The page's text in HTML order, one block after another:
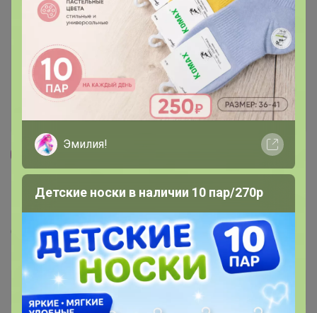
5.0 12.4K 84.7K 384 20
Посуда Luminarc, Domenik, Attribute, Pyrex,
Curver, Wilmax
Стоп 14 августа
Последнее:
Леныра, 07 августа 2026, 16:58
Эмилия!
Детские носки в наличии 10 пар/270р